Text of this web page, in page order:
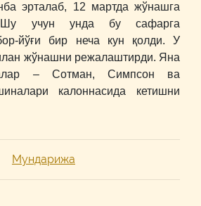
эрталаб, 12 мартда жўнашга
учун унда бу сафарга
йўғи бир неча кун қолди. У
жўнашни режалаштирди. Яна
– Сотман, Симпсон ва
калоннасида кетишни
Мундарижа